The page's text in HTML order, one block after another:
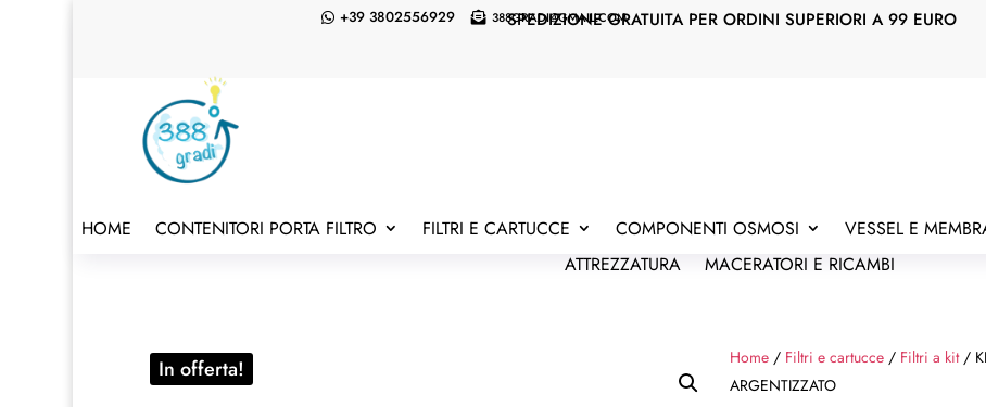
SPEDIZIONE GRATUITA PER ORDINI SUPERIORI A 99 EURO
 +39 3802556929  388GRADI@GMAIL.COM
HOME CONTENITORI PORTA FILTRO FILTRI E CARTUCCE COMPONENTI OSMOSI VESSEL E
ATTREZZATURA
MACERATORI E RICAMBI
In offerta! Home / Filtri e cartucce / Filtri a kit/
ARGENTIZZATO